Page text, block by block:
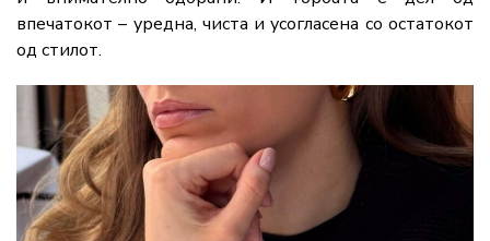
впечатокот – уредна, чиста и усогласена со остатокот
од стилот.